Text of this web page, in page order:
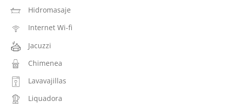
Hidromasaje
Internet Wi-fi
Jacuzzi
Chimenea
Lavavajillas
Liquadora